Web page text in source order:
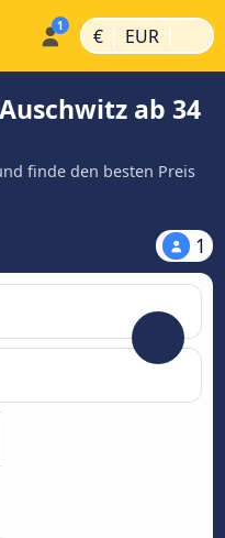
€ | EUR |
ab 34
finde den besten Preis
1